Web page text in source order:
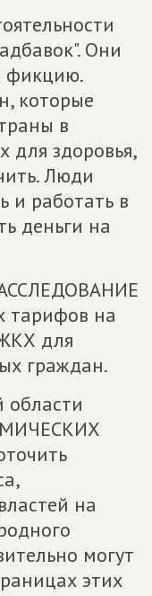
Они
фикцию.
которые
в
для здоровья,
Люди
работать в
деньги на
тарифов на
для
граждан.
области
на
могут
этих